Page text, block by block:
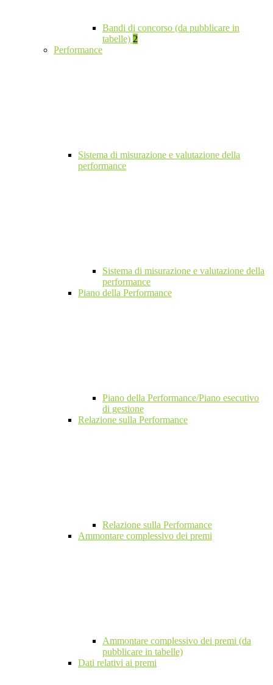
Bandi di concorso (da pubblicare in
tabelle) 2
Performance
Sistema di misurazione e valutazione della
performance
Sistema di misurazione e valutazione della
performance
Piano della Performance
Piano della Performance/Piano esecutivo
di gestione
Relazione sulla Performance
Relazione sulla Performance
Ammontare complessivo dei premi
Ammontare complessivo dei premi (da
pubblicare in tabelle)
Dati relativi ai premi